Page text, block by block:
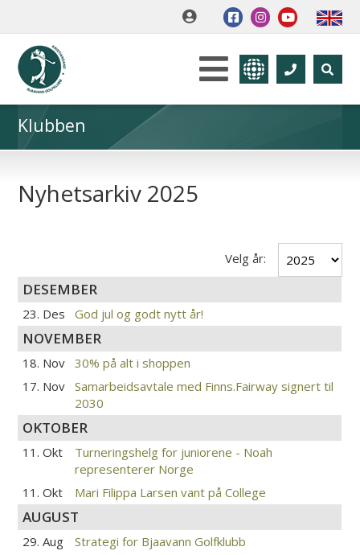
Klubben
Nyhetsarkiv 2025
Velg år:
DESEMBER
23. Des God jul og godt nytt år!
NOVEMBER
18. Nov
30% på alt i shoppen
17. Nov
Samarbeidsavtale med Finns.Fairway signert til
2030
OKTOBER
11. Okt
Turneringshelg for juniorene - Noah
representerer Norge
11. Okt
Mari Filippa Larsen vant på College
AUGUST
29. Aug
Strategi for Bjaavann Golfklubb